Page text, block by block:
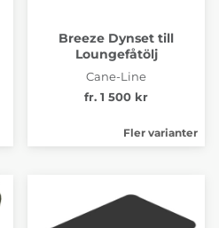
Breeze Dynset till
Loungefåtölj
Cane-Line
fr. 1 500 kr
Fler varianter